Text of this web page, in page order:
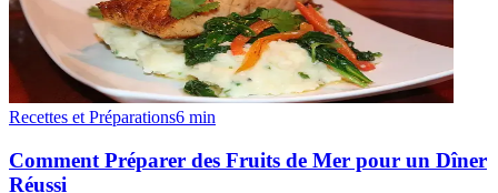
Recettes et Préparations6 min
Comment Préparer des Fruits de Mer pour un Dîner
Réussi